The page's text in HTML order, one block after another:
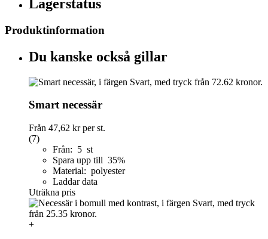
Lagerstatus
Produktinformation
Du kanske också gillar
Smart necessär
Från 47,62 krper st.
(7)
Från: 5 st
Spara upp till 35%
Material: polyester
Laddar data
Uträkna pris
+